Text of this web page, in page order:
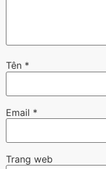
Tên *
Email *
Trang web